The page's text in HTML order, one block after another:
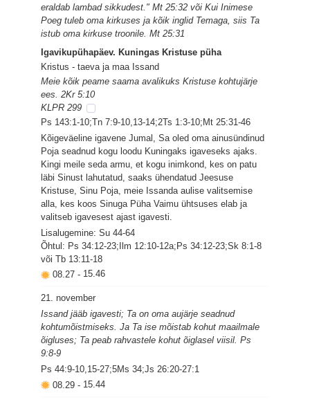
eraldab lambad sikkudest." Mt 25:32 või Kui Inimese
Poeg tuleb oma kirkuses ja kõik inglid Temaga, siis Ta
istub oma kirkuse troonile. Mt 25:31
Igavikupühapäev. Kuningas Kristuse püha
Kristus - taeva ja maa Issand
Meie kõik peame saama avalikuks Kristuse kohtujärje
ees. 2Kr 5:10
KLPR 299
Ps 143:1-10;Tn 7:9-10,13-14;2Ts 1:3-10;Mt 25:31-46
Kõigeväeline igavene Jumal, Sa oled oma ainusündinud
Poja seadnud kogu loodu Kuningaks igaveseks ajaks.
Kingi meile seda armu, et kogu inimkond, kes on patu
läbi Sinust lahutatud, saaks ühendatud Jeesuse
Kristuse, Sinu Poja, meie Issanda aulise valitsemise
alla, kes koos Sinuga Püha Vaimu ühtsuses elab ja
valitseb igavesest ajast igavesti.
Lisalugemine: Su 44-64
Õhtul: Ps 34:12-23;Ilm 12:10-12a;Ps 34:12-23;Sk 8:1-8
või Tb 13:11-18
08.27- 15.46
21. november
Issand jääb igavesti; Ta on oma aujärje seadnud
kohtumõistmiseks. Ja Ta ise mõistab kohut maailmale
õigluses; Ta peab rahvastele kohut õiglasel viisil. Ps
9:8-9
Ps 44:9-10,15-27;5Ms 34;Js 26:20-27:1
08.29- 15.44